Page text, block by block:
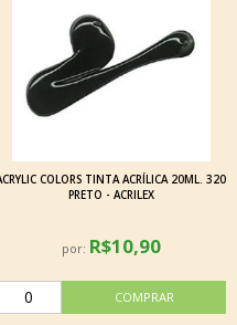
COLORS TINTA ACRÍLICA 20ML. 320
PRETO - ACRILEX
por: R$10,90